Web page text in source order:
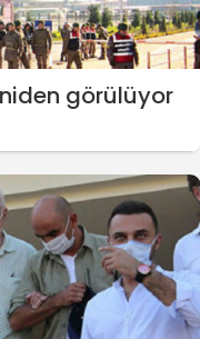
görülüyor